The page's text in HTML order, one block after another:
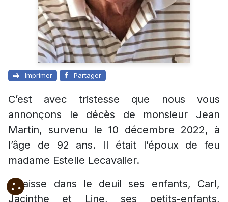
Imprimer Partager
C’est avec tristesse que nous vous
annonçons le décès de monsieur Jean
Martin, survenu le 10 décembre 2022, à
l’âge de 92 ans. Il était l’époux de feu
madame Estelle Lecavalier.
Il laisse dans le deuil ses enfants, Carl,
Jacinthe et Line, ses petits-enfants,